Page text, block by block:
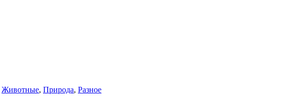
Животные, Природа, Разное